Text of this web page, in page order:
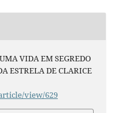
VIDA EM SEGREDO
ESTRELA DE CLARICE
view/629